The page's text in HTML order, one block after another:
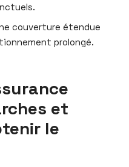
couverture étendue
prolongé.
et
le